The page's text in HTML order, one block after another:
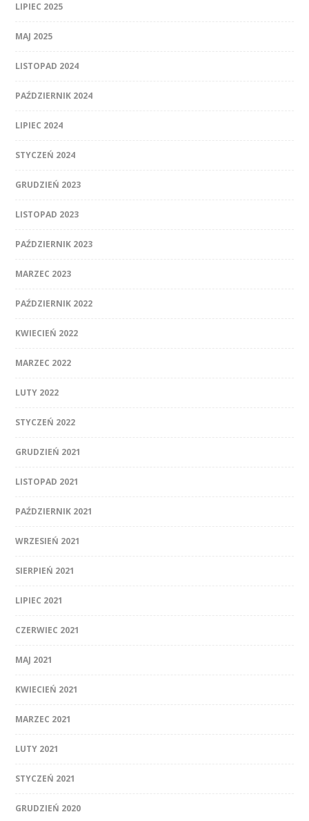
LIPIEC 2025
MAJ 2025
LISTOPAD 2024
PAŹDZIERNIK 2024
LIPIEC 2024
STYCZEŃ 2024
GRUDZIEŃ 2023
LISTOPAD 2023
PAŹDZIERNIK 2023
MARZEC 2023
PAŹDZIERNIK 2022
KWIECIEŃ 2022
MARZEC 2022
LUTY 2022
STYCZEŃ 2022
GRUDZIEŃ 2021
LISTOPAD 2021
PAŹDZIERNIK 2021
WRZESIEŃ 2021
SIERPIEŃ 2021
LIPIEC 2021
CZERWIEC 2021
MAJ 2021
KWIECIEŃ 2021
MARZEC 2021
LUTY 2021
STYCZEŃ 2021
GRUDZIEŃ 2020